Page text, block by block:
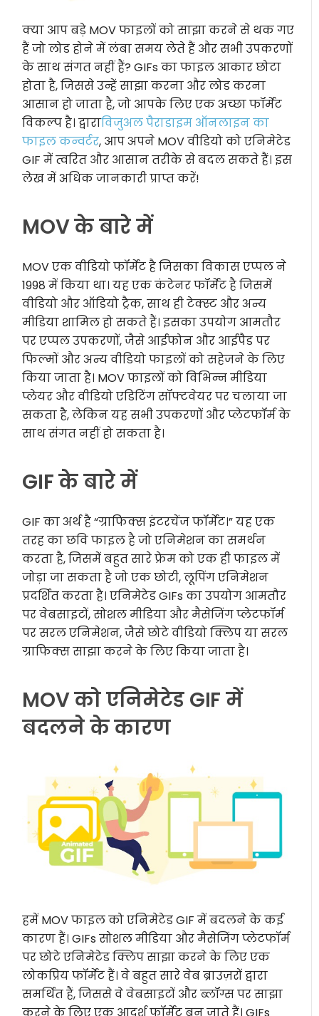
क्या आप बड़े MOV फाइलों को साझा करने से थक गए
हैं जो लोड होने में लंबा समय लेते हैं और सभी उपकरणों
के साथ संगत नहीं हैं? GIFs का फाइल आकार छोटा
होता है, जिससे उन्हें साझा करना और लोड करना
आसान हो जाता है, जो आपके लिए एक अच्छा फॉर्मेट
विकल्प है। द्वाराविजुअल पैराडाइम ऑनलाइन का
फाइल कन्वर्टर, आप अपने MOV वीडियो को एनिमेटेड
GIF में त्वरित और आसान तरीके से बदल सकते हैं। इस
लेख में अधिक जानकारी प्राप्त करें!
MOV के बारे में
MOV एक वीडियो फॉर्मेट है जिसका विकास एप्पल ने
1998 में किया था। यह एक कंटेनर फॉर्मेट है जिसमें
वीडियो और ऑडियो ट्रैक, साथ ही टेक्स्ट और अन्य
मीडिया शामिल हो सकते हैं। इसका उपयोग आमतौर
पर एप्पल उपकरणों, जैसे आईफोन और आईपैड पर
फिल्मों और अन्य वीडियो फाइलों को सहेजने के लिए
किया जाता है। MOV फाइलों को विभिन्न मीडिया
प्लेयर और वीडियो एडिटिंग सॉफ्टवेयर पर चलाया जा
सकता है, लेकिन यह सभी उपकरणों और प्लेटफॉर्म के
साथ संगत नहीं हो सकता है।
GIF के बारे में
GIF का अर्थ है “ग्राफिक्स इंटरचेंज फॉर्मेट।” यह एक
तरह का छवि फाइल है जो एनिमेशन का समर्थन
करता है, जिसमें बहुत सारे फ्रेम को एक ही फाइल में
जोड़ा जा सकता है जो एक छोटी, लूपिंग एनिमेशन
प्रदर्शित करता है। एनिमेटेड GIFs का उपयोग आमतौर
पर वेबसाइटों, सोशल मीडिया और मैसेजिंग प्लेटफॉर्म
पर सरल एनिमेशन, जैसे छोटे वीडियो क्लिप या सरल
ग्राफिक्स साझा करने के लिए किया जाता है।
MOV को एनिमेटेड GIF में
बदलने के कारण
हमें MOV फाइल को एनिमेटेड GIF में बदलने के कई
कारण हैं। GIFs सोशल मीडिया और मैसेजिंग प्लेटफॉर्म
पर छोटे एनिमेटेड क्लिप साझा करने के लिए एक
लोकप्रिय फॉर्मेट हैं। वे बहुत सारे वेब ब्राउज़रों द्वारा
समर्थित हैं, जिससे वे वेबसाइटों और ब्लॉग्स पर साझा